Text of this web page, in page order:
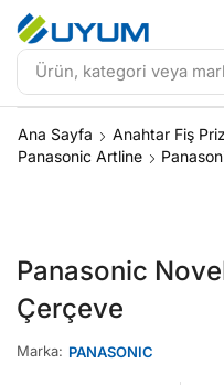
Ürün, kategori veya
Ana Sayfa Anahtar Fiş Priz
Panasonic Artline
Panasonic
Çerçeve
Marka: PANASONIC